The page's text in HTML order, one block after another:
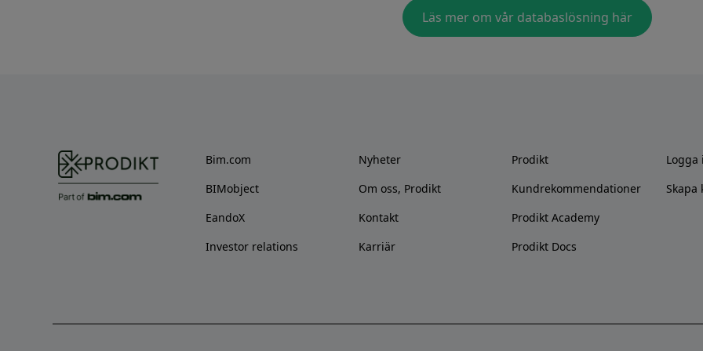
Läs mer om vår databaslösning här
Bim.com
BIMobject
EandoX
Investor relations
Nyheter
Om oss, Prodikt
Kontakt
Karriär
Prodikt
Kundrekommendationer
Prodikt Academy
Prodikt Docs
Logga
Skapa